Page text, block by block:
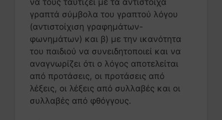
να τους ταυτίζει με τα αντίστοιχα
γραπτά σύμβολα του γραπτού λόγου
(αντιστοίχιση γραφημάτων-
φωνημάτων) και β) με την ικανότητα
του παιδιού να συνειδητοποιεί και να
αναγνωρίζει ότι ο λόγος αποτελείται
από προτάσεις, οι προτάσεις από
λέξεις, οι λέξεις από συλλαβές και οι
συλλαβές από φθόγγους.